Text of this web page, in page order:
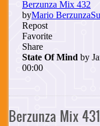
Berzunza Mix 431